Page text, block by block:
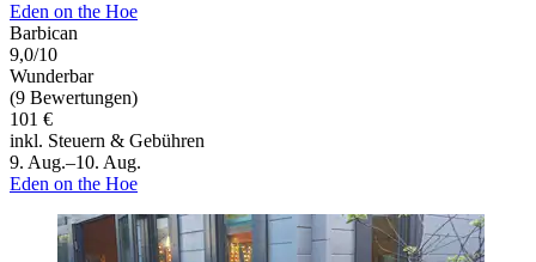
Eden on the Hoe
Barbican
9,0/10
Wunderbar
(9 Bewertungen)
101 €
inkl. Steuern & Gebühren
9. Aug.–10. Aug.
Eden on the Hoe